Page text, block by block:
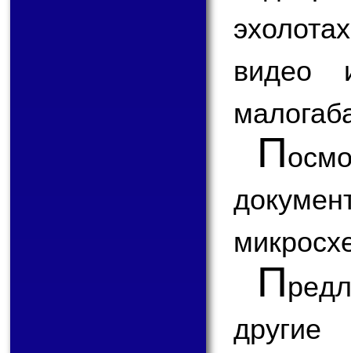
видео
П
П